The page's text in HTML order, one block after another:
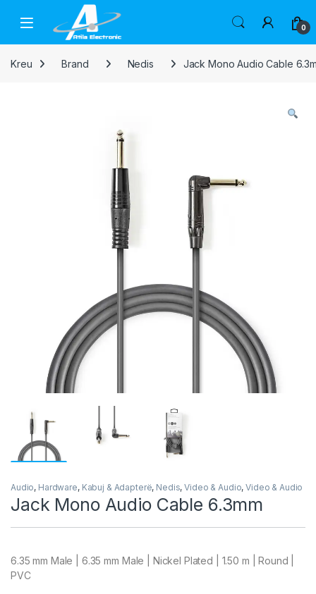
Skip to navigation
Open 0
Kreu Brand Nedis Jack Mono Audio Cable
Audio, Hardware, Kabuj & Adapterë, Nedis,Video & Audio,Video & Audio
Jack Mono Audio Cable 6.3mm
6.35 mm Male | 6.35 mm Male | Nickel Plated | 1.50 m | Round |
PVC